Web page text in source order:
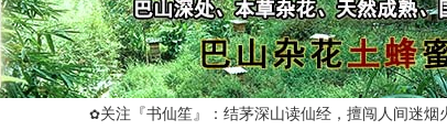
✿关注『书仙笙』：结茅深山读仙经，擅闯人间迷烟